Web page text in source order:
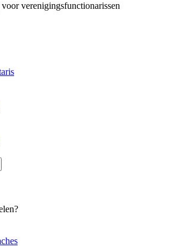
verenigingsfunctionarissen